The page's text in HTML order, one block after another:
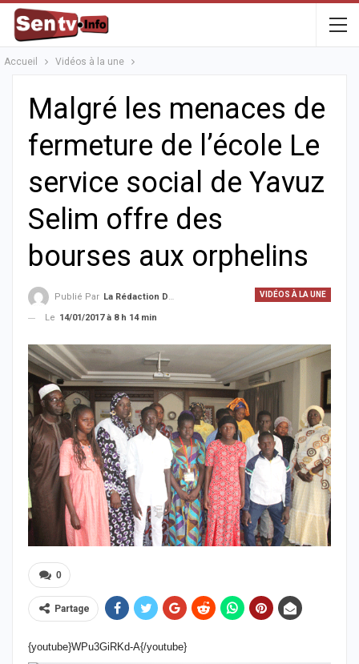
Accueil Vidéos à la une
Malgré les menaces de
fermeture de l’école Le
service social de Yavuz
Selim offre des
bourses aux orphelins
VIDÉOS À LA UNE
Publié Par La Rédaction De La SenTV.info
Le 14/01/2017 à 8 h 14 min
0
Partage
{youtube}WPu3GiRKd-A{/youtube}